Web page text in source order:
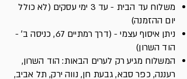
משלוח עד הבית - עד 3 ימי עסקים (לא כולל
יום ההזמנה)
ניתן איסוף עצמי - (דרך רמתיים 67, כניסה ב׳ -
הוד השרון)
המשלוח מגיע רק לערים הבאות: הוד השרון,
רעננה, כפר סבא, גבעת חן, נווה ירק, תל אביב,